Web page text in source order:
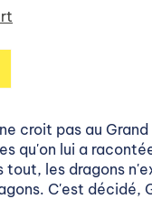
croit pas au
qu'on lui a
tout, les dragons
C'est décidé,